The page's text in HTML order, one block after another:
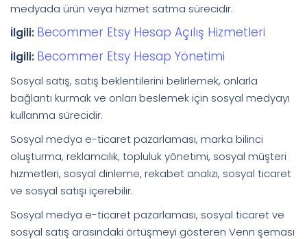
medyada ürün veya hizmet satma sürecidir.
İlgili: Becommer Etsy Hesap Açılış Hizmetleri
İlgili: Becommer Etsy Hesap Yönetimi
Sosyal satış, satış beklentilerini belirlemek, onlarla
bağlantı kurmak ve onları beslemek için sosyal medyayı
kullanma sürecidir.
Sosyal medya e-ticaret pazarlaması, marka bilinci
oluşturma, reklamcılık, topluluk yönetimi, sosyal müşteri
hizmetleri, sosyal dinleme, rekabet analizi, sosyal ticaret
ve sosyal satışı içerebilir.
Sosyal medya e-ticaret pazarlaması, sosyal ticaret ve
sosyal satış arasındaki örtüşmeyi gösteren Venn şeması